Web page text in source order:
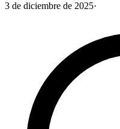
3 de diciembre de 2025·